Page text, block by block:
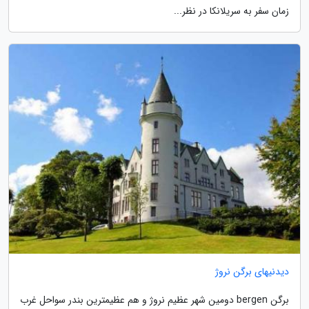
زمان سفر به سریلانکا در نظر...
دیدنیهای برگن نروژ
برگن bergen دومین شهر عظیم نروژ و هم عظیمترین بندر سواحل غرب